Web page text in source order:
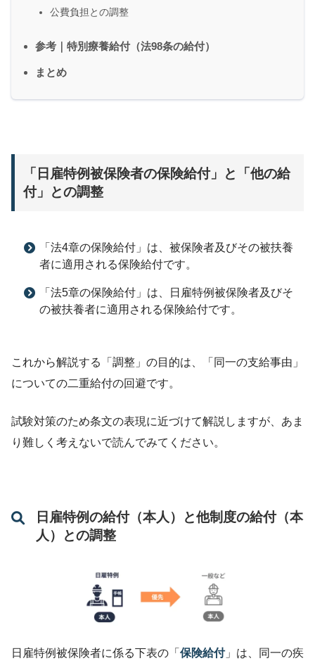
公費負担との調整
参考｜特別療養給付（法98条の給付）
まとめ
「日雇特例被保険者の保険給付」と「他の給
付」との調整
「法4章の保険給付」は、被保険者及びその被扶養
者に適用される保険給付です。
「法5章の保険給付」は、日雇特例被保険者及びそ
の被扶養者に適用される保険給付です。
これから解説する「調整」の目的は、「同一の支給事由」
についての二重給付の回避です。
試験対策のため条文の表現に近づけて解説しますが、あま
り難しく考えないで読んでみてください。
日雇特例の給付（本人）と他制度の給付（本
人）との調整
日雇特例被保険者に係る下表の「 保険給付」は、同一の疾